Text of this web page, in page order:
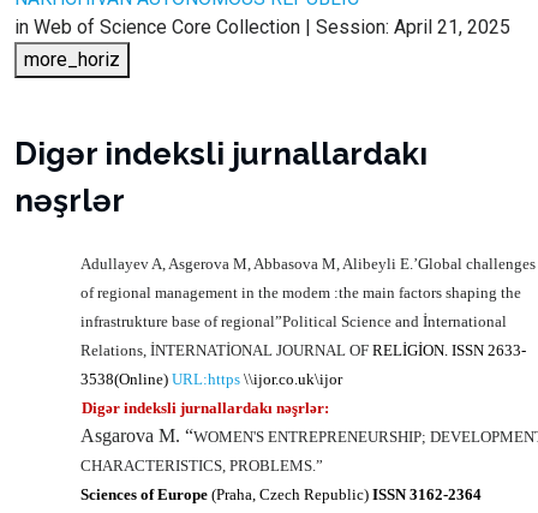
in Web of Science Core Collection | Session: April 21, 2025
more_horiz
Digər indeksli jurnallardakı
nəşrlər
Adullayev A, Asgerova M, Abbasova M, Alibeyli E.’Global challenges
of regional management in the modem :the main factors shaping the
infrastrukture base of regional”Political Science and İnternational
Relations, İNTERNATİONAL JOURNAL OFRELİGİON. ISSN 2633-
3538(Online)URL:https \\ijor.co.uk\ijor
Digər indeksli jurnallardakı nəşrlər:
Asgarova M. “WOMEN'S ENTREPRENEURSHIP;
CHARACTERISTICS, PROBLEMS.”
Sciences of Europe(Praha, Czech Republic)ISSN 3162-2364